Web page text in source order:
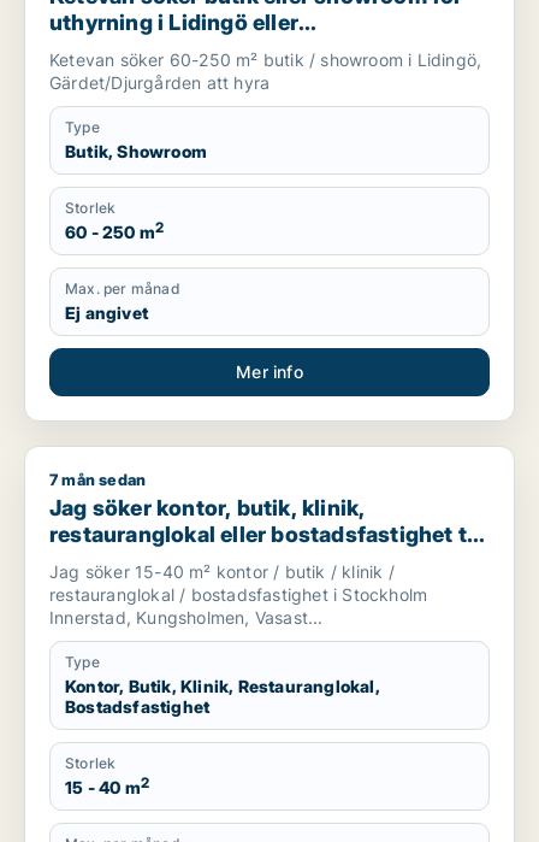
uthyrning i Lidingö eller
Gärdet/Djurgården
Ketevan söker 60-250 m² butik / showroom i Lidingö,
Gärdet/Djurgården att hyra
Type
Butik, Showroom
Storlek
60 - 250 m2
Max. per månad
Ej angivet
Mer info
Jag söker kontor, butik, klinik, restauranglokal eller
7 mån sedan
Jag söker kontor, butik, klinik,
restauranglokal eller bostadsfastighet till
salu i Stockholm Innerstad, Kungsholmen
eller Vasastan m.fl.
Jag söker 15-40 m² kontor / butik / klinik /
restauranglokal / bostadsfastighet i Stockholm
Innerstad, Kungsholmen, Vasast...
Type
Kontor, Butik, Klinik, Restauranglokal,
Bostadsfastighet
Storlek
15 - 40 m2